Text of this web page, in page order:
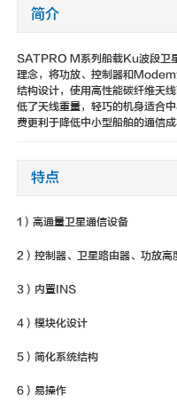
简介
SATPRO M系列船载Ku波段卫星通信天线的设计采用All-in-One高度集成
理念，将功放、控制器和
结构设计，使用高性能碳纤维天
低了天线重量，轻巧的机身适合
费更利于降低中小型船舶的通信成
特点
1）高通量卫星通信设备
2）控制器、卫星路由器、功放
3）内置INS
4）模块化设计
5）简化系统结构
6）易操作